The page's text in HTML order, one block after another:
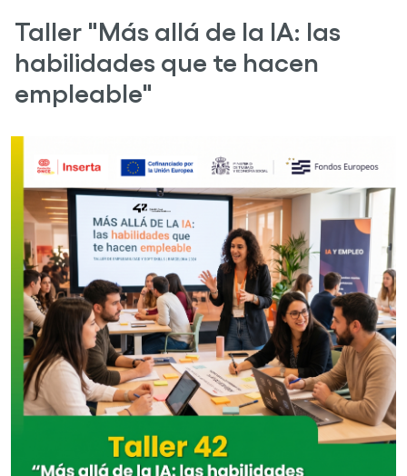
Taller "Más allá de la IA: las
habilidades que te hacen
empleable"